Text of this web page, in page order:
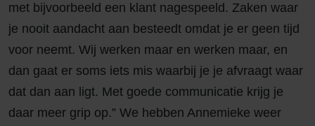
met bijvoorbeeld een klant nagespeeld. Zaken waar
je nooit aandacht aan besteedt omdat je er geen tijd
voor neemt. Wij werken maar en werken maar, en
dan gaat er soms iets mis waarbij je je afvraagt waar
dat dan aan ligt. Met goede communicatie krijg je
daar meer grip op.” We hebben Annemieke weer